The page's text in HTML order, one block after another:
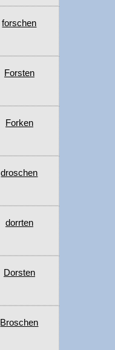
forschen
Forsten
Forken
droschen
dorrten
Dorsten
Broschen